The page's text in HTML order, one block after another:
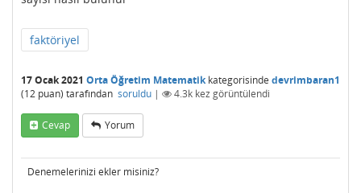
faktöriyel
17 Ocak 2021 Orta Öğretim Matematikkategorisinde devrimbaran1
(12 puan) tarafından soruldu | 4.3k kez görüntülendi
Cevap Yorum
Denemelerinizi ekler misiniz?